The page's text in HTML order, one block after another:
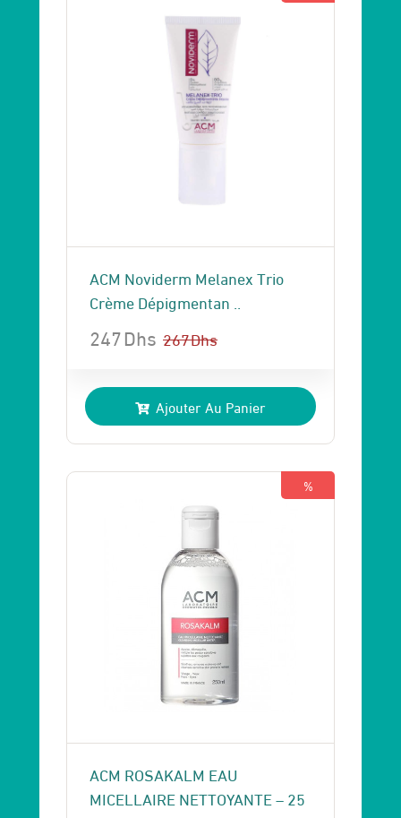
ACM Noviderm Melanex Trio
Crème Dépigmentan ..
267Dhs
prix
initial
était :
267 Dhs.
247Dhs
prix
actuel
est :
247 Dhs.
Ajouter Au Panier
%
ACM ROSAKALM EAU
MICELLAIRE NETTOYANTE – 25